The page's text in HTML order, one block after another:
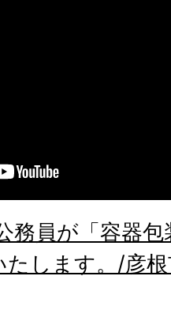
務員が「容器
たします。/彦